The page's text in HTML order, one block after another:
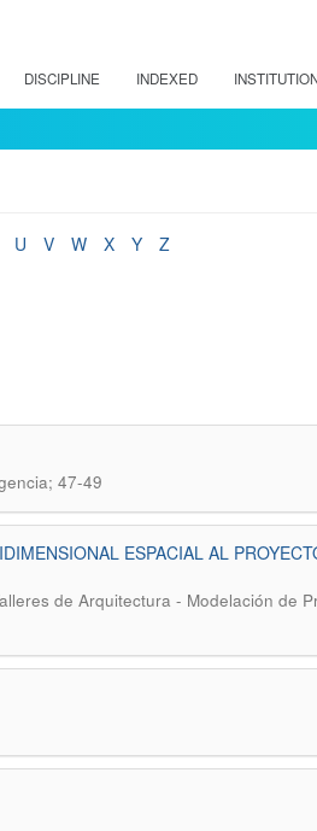
DISCIPLINE INDEXED
U V W X Y Z
47-49
ESPACIAL AL
de Arquitectura - Modelación de